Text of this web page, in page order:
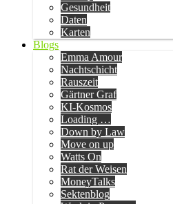
Gesundheit
Daten
Karten
Blogs
Emma Amour
Nachtschicht
Rauszeit
Gärtner Graf
KI-Kosmos
Loading …
Down by Law
Move on up
Watts On
Rat der Weisen
MoneyTalks
Sektenblog